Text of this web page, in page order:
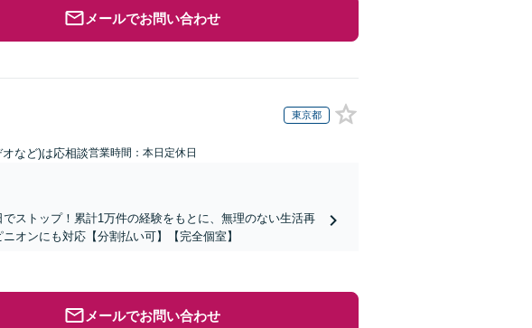
メールでお問い合わせ
東京都
など)は応相談営業時間：本日定休日
ストップ！累計1万件の経験をもとに、無理のない生活再
ンにも対応【分割払い可】【完全個室】
メールでお問い合わせ